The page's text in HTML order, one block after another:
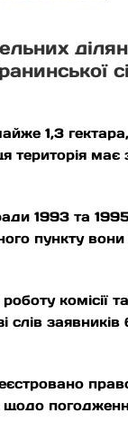
1,3 гектара,
територія має
1993 та
пункту
комісії та
заявників
щодо